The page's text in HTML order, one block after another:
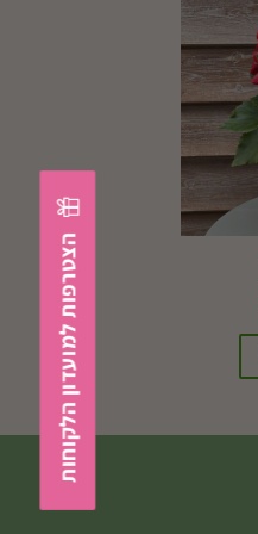
הצטרפות למועדון הלקוחות